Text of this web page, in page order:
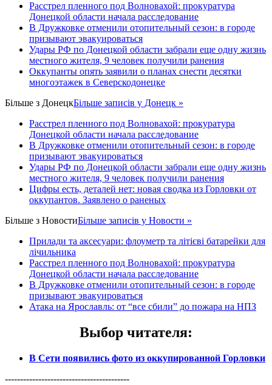
Расстрел пленного под Волновахой: прокуратура
Донецкой области начала расследование
В Дружковке отменили отопительный сезон: в городе
призывают эвакуироваться
Удары РФ по Донецкой области забрали еще одну жизнь
местного жителя, 9 человек получили ранения
Оккупанты опять заявили о планах снести десятки
многоэтажек в Северскодонецке
Більше з ДонецкБільше записів у Донецк »
Расстрел пленного под Волновахой: прокуратура
Донецкой области начала расследование
В Дружковке отменили отопительный сезон: в городе
призывают эвакуироваться
Удары РФ по Донецкой области забрали еще одну жизнь
местного жителя, 9 человек получили ранения
Цифры есть, деталей нет: новая сводка из Горловки от
оккупантов. Заявлено о раненых
Більше з НовостиБільше записів у Новости »
Прилади та аксесуари: флоуметр та літієві батарейки для
лічильника
Расстрел пленного под Волновахой: прокуратура
Донецкой области начала расследование
В Дружковке отменили отопительный сезон: в городе
призывают эвакуироваться
Атака на Ярославль: от “все сбили” до пожара на НПЗ
Выбор читателя:
В Сети появились фото из оккупированной Горловки
-----------------------------------------